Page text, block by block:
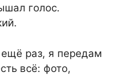
голос.
раз, я передам
всё: фото,